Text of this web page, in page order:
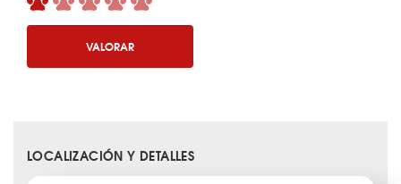
VALORAR
LOCALIZACIÓN Y DETALLES